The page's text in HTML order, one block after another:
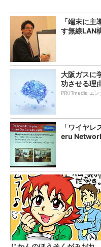
「端末に
す無線LAN
大阪ガスに
功させる理
PR(ITmedia エ
「ワイヤ
eru